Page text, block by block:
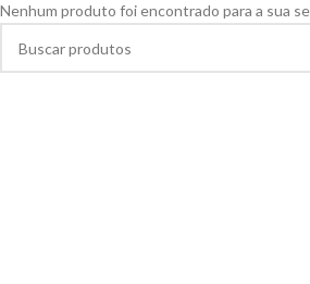
Nenhum produto foi encontrado para a sua